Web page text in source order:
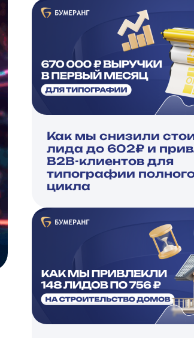
Как мы снизили
лида до 602₽ и
B2B-клиентов для
типографии
цикла